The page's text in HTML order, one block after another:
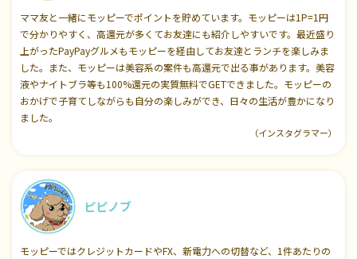
ママ友と一緒にモッピーでポイントを貯めています。モッピーは1P=1円
で分かりやすく、高還元が多くてお友達にも紹介しやすいです。最近盛り
上がったPayPayグルメもモッピーを経由してお友達とランチを楽しみま
した。また、モッピーは美容系の案件も高還元で出る事があります。美容
液やナイトブラ等も100%還元の実質無料でGETできました。モッピーの
おかげで子育てしながらも自分の楽しみができ、日々の生活が豊かになり
ました。
（インスタグラマー）
ピピノブ
モッピーではクレジットカードやFX、新電力への切替など、1件あたりの